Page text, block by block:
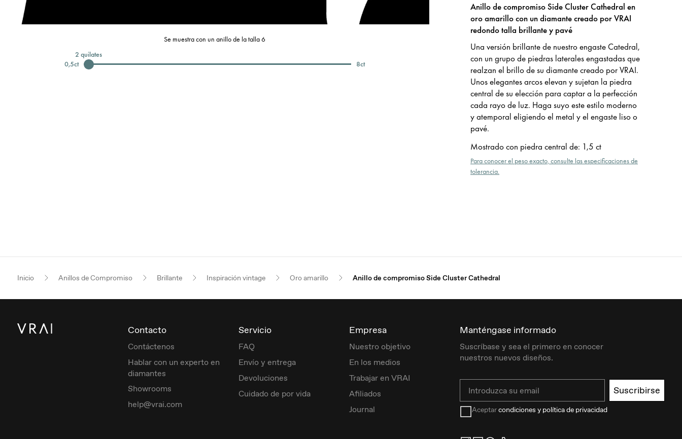
Se muestra con un anillo de la talla 6
0,5ct
2 quilates
8ct
Anillo de compromiso Side Cluster Cathedral en
oro amarillo con un diamante creado por VRAI
redondo talla brillante y pavé
Una versión brillante de nuestro engaste Catedral,
con un grupo de piedras laterales engastadas que
realzan el brillo de su diamante creado por VRAI.
Unos elegantes arcos elevan y sujetan la piedra
central de su elección para captar a la perfección
cada rayo de luz. Haga suyo este estilo moderno
y atemporal eligiendo el metal y el engaste liso o
pavé.
Mostrado con piedra central de: 1,5 ct
Para conocer el peso exacto, consulte las especificaciones de
tolerancia.
Inicio Anillos de Compromiso Brillante Inspiración vintage Oro amarillo Anillo de compromiso Side Cluster Cathedral
Contacto
Contáctenos
Hablar con un experto en
diamantes
Showrooms
help@vrai.com
Servicio
FAQ
Envío y entrega
Devoluciones
Cuidado de por vida
Empresa
Nuestro objetivo
En los medios
Trabajar en VRAI
Afiliados
Journal
Manténgase informado
Suscríbase y sea el primero en conocer
nuestros nuevos diseños.
Suscribirse
Aceptarcondiciones y política de privacidad